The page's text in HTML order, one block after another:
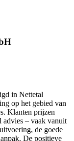
in Nettetal
op het gebied van
Klanten prijzen
advies – vaak vanuit
de goede
De positieve